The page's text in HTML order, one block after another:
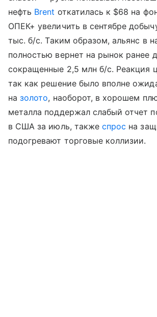
нефть Brent откатилась к $68 на
ОПЕК+ увеличить в сентябре
тыс. б/с. Таким образом, альянс в
полностью вернет на рынок ранее
сокращенные 2,5 млн б/с. Реакция
так как решение было вполне
назолото, наоборот, в хорошем
металла поддержал слабый отчет
в США за июль, такжеспрос на
подогревают торговые коллизии.